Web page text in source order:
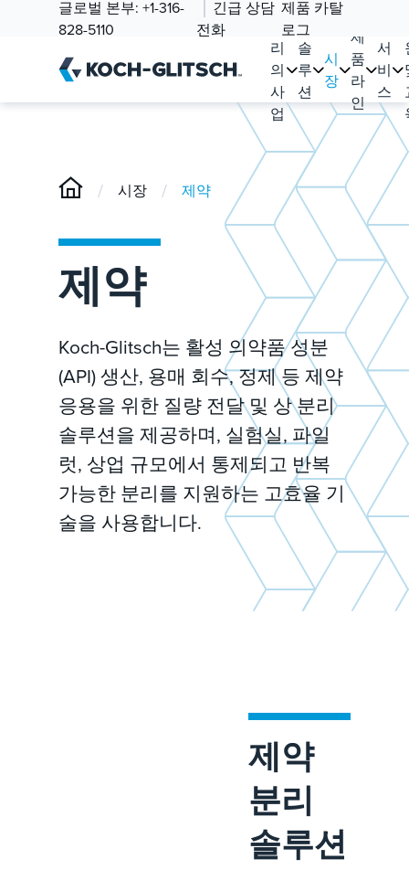
글로벌 본부: +1-316-
828-5110
긴급 상담
전화
제품 카탈
로그
우
리
의
사
업
솔
루
션
시
장
제
품
라
인
서
비
스
/ 시장 / 제약
제약
Koch-Glitsch는 활성 의약품 성분
(API) 생산, 용매 회수, 정제 등 제약
응용을 위한 질량 전달 및 상 분리
솔루션을 제공하며, 실험실, 파일
럿, 상업 규모에서 통제되고 반복
가능한 분리를 지원하는 고효율 기
술을 사용합니다.
제약
분리
솔루션